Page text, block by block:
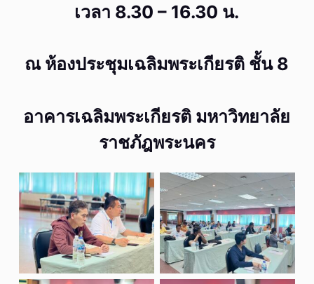
เวลา 8.30 – 16.30 น.
ณ ห้องประชุมเฉลิมพระเกียรติ ชั้น 8
อาคารเฉลิมพระเกียรติ มหาวิทยาลัย
ราชภัฎพระนคร